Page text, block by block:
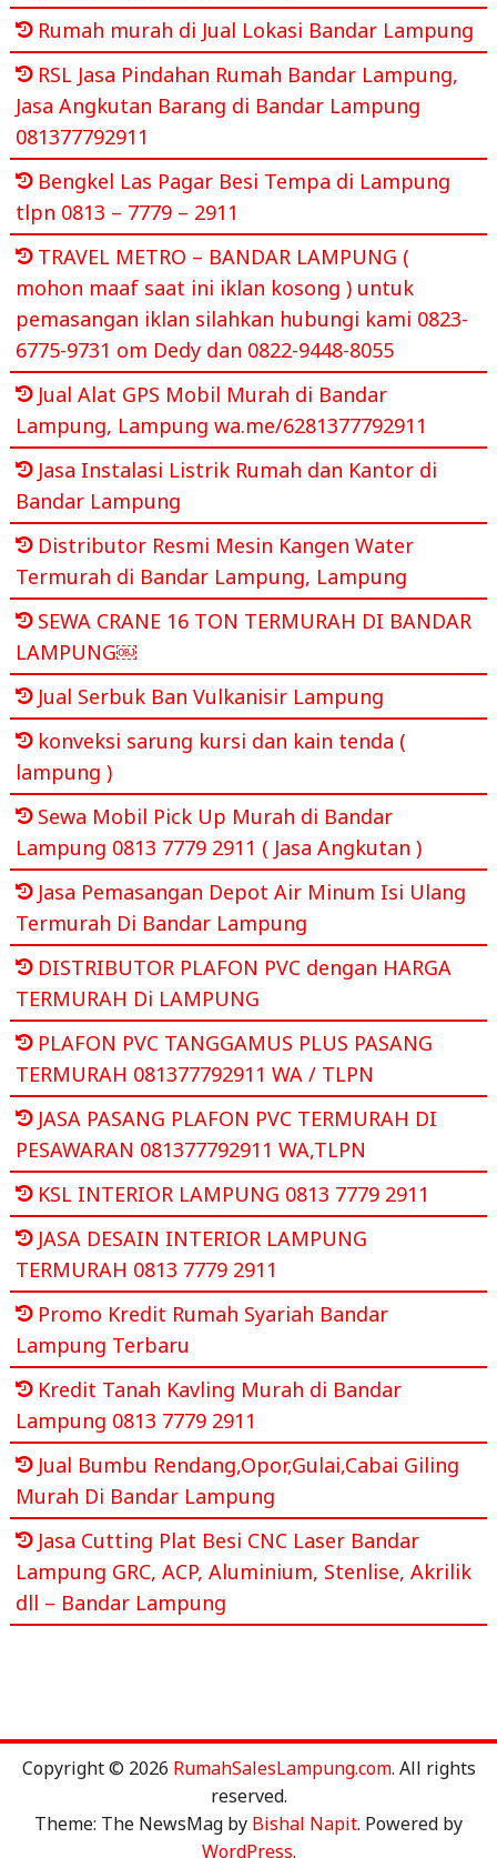
Rumah murah di Jual Lokasi Bandar Lampung
RSL Jasa Pindahan Rumah Bandar Lampung,
Jasa Angkutan Barang di Bandar Lampung
081377792911
Bengkel Las Pagar Besi Tempa di Lampung
tlpn 0813 – 7779 – 2911
TRAVEL METRO – BANDAR LAMPUNG (
mohon maaf saat ini iklan kosong ) untuk
pemasangan iklan silahkan hubungi kami 0823-
6775-9731 om Dedy dan 0822-9448-8055
Jual Alat GPS Mobil Murah di Bandar
Lampung, Lampung wa.me/6281377792911
Jasa Instalasi Listrik Rumah dan Kantor di
Bandar Lampung
Distributor Resmi Mesin Kangen Water
Termurah di Bandar Lampung, Lampung
SEWA CRANE 16 TON TERMURAH DI BANDAR
LAMPUNG￼
Jual Serbuk Ban Vulkanisir Lampung
konveksi sarung kursi dan kain tenda (
lampung )
Sewa Mobil Pick Up Murah di Bandar
Lampung 0813 7779 2911 ( Jasa Angkutan )
Jasa Pemasangan Depot Air Minum Isi Ulang
Termurah Di Bandar Lampung
DISTRIBUTOR PLAFON PVC dengan HARGA
TERMURAH Di LAMPUNG
PLAFON PVC TANGGAMUS PLUS PASANG
TERMURAH 081377792911 WA / TLPN
JASA PASANG PLAFON PVC TERMURAH DI
PESAWARAN 081377792911 WA,TLPN
KSL INTERIOR LAMPUNG 0813 7779 2911
JASA DESAIN INTERIOR LAMPUNG
TERMURAH 0813 7779 2911
Promo Kredit Rumah Syariah Bandar
Lampung Terbaru
Kredit Tanah Kavling Murah di Bandar
Lampung 0813 7779 2911
Jual Bumbu Rendang,Opor,Gulai,Cabai Giling
Murah Di Bandar Lampung
Jasa Cutting Plat Besi CNC Laser Bandar
Lampung GRC, ACP, Aluminium, Stenlise, Akrilik
dll – Bandar Lampung
Copyright © 2026 RumahSalesLampung.com. All rights
reserved.
Theme: The NewsMag by Bishal Napit. Powered by
WordPress.